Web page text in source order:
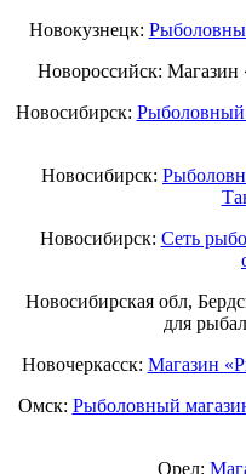
Новокузнецк:
Новороссийск: Магазин
Новосибирск: Рыболовный
Новосибирск:
Новосибирск: Сеть
Новосибирская обл,
для
Новочеркасск: Магазин
Омск: Рыболовный
Орел: